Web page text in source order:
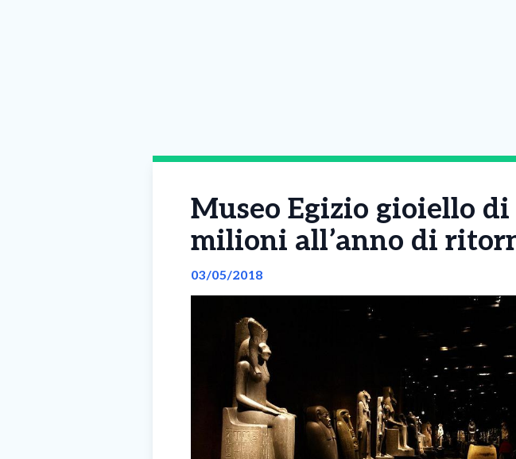
Museo Egizio gioiello
milioni all’anno di
03/05/2018